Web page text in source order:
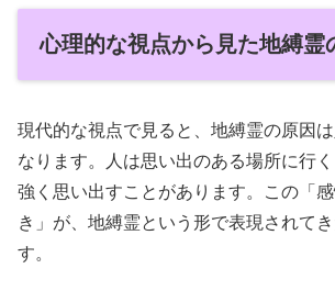
心理的な視点から見た地縛霊
現代的な視点で見ると、地縛霊の原因
なります。人は思い出のある場所に行
強く思い出すことがあります。この「
き」が、地縛霊という形で表現されて
す。